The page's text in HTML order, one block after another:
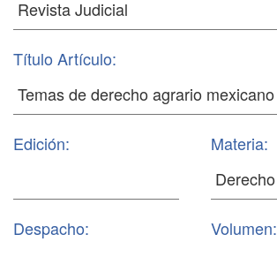
Título Artículo:
Edición: Materia:
Despacho: Volumen: